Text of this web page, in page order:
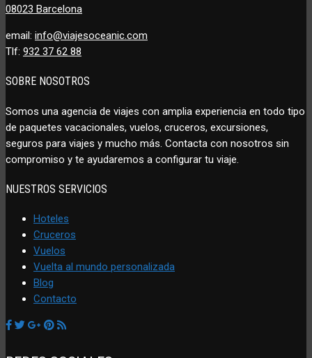
08023 Barcelona
email: info@viajesoceanic.com
Tlf: 932 37 62 88
SOBRE NOSOTROS
Somos una agencia de viajes con amplia experiencia en todo tipo
de paquetes vacacionales, vuelos, cruceros, excursiones,
seguros para viajes y mucho más. Contacta con nosotros sin
compromiso y te ayudaremos a configurar tu viaje.
NUESTROS SERVICIOS
Hoteles
Cruceros
Vuelos
Vuelta al mundo personalizada
Blog
Contacto